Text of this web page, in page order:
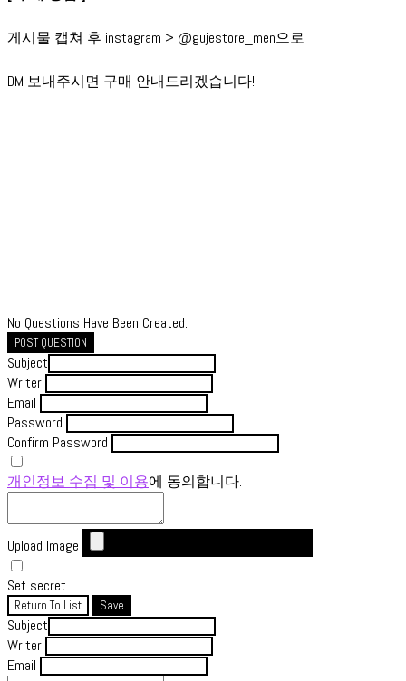
게시물 캡쳐 후 instagram > @gujestore_men으로
DM 보내주시면 구매 안내드리겠습니다!
No Questions Have Been Created.
POST QUESTION
Subject
Writer
Email
Password
Confirm Password
개인정보 수집 및 이용에 동의합니다.
Upload Image
Set secret
Return To List Save
Subject
Writer
Email